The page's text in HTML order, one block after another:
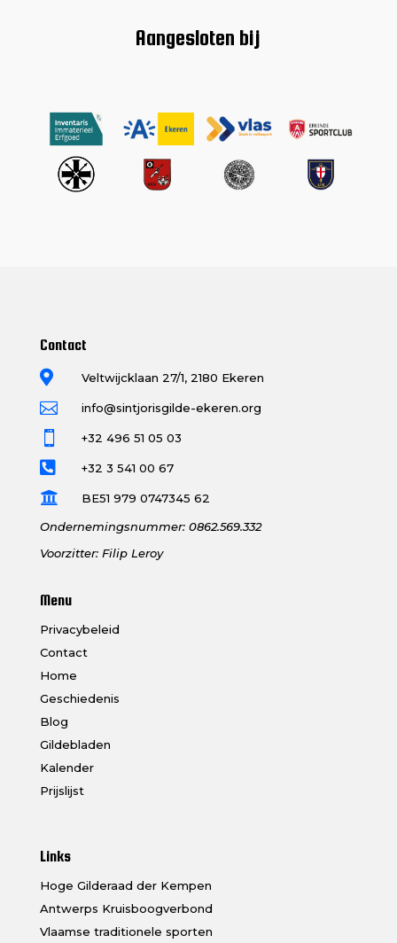
Aangesloten bij
Contact
 Veltwijcklaan 27/1, 2180 Ekeren
 info@sintjorisgilde-ekeren.org
 +32 496 51 05 03
 +32 3 541 00 67

BE51 979 0747345 62
Ondernemingsnummer: 0862.569.332
Voorzitter: Filip Leroy
Menu
Privacybeleid
Contact
Home
Geschiedenis
Blog
Gildebladen
Kalender
Prijslijst
Links
Hoge Gilderaad der Kempen
Antwerps Kruisboogverbond
Vlaamse traditionele sporten